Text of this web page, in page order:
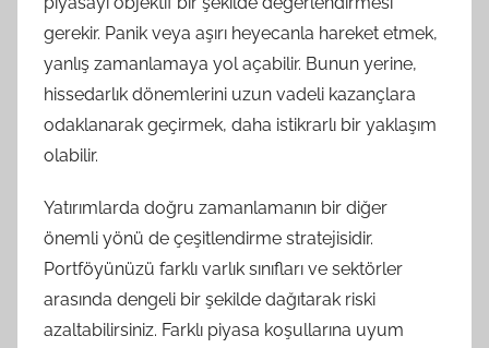
gerekir. Panik veya aşırı heyecanla hareket etmek,
yanlış zamanlamaya yol açabilir. Bunun yerine,
hissedarlık dönemlerini uzun vadeli kazançlara
odaklanarak geçirmek, daha istikrarlı bir yaklaşım
olabilir.
Yatırımlarda doğru zamanlamanın bir diğer
önemli yönü de çeşitlendirme stratejisidir.
Portföyünüzü farklı varlık sınıfları ve sektörler
arasında dengeli bir şekilde dağıtarak riski
azaltabilirsiniz. Farklı piyasa koşullarına uyum